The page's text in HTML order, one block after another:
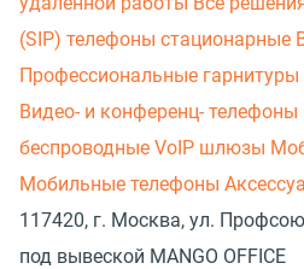
(SIP) телефоны стационарные
Профессиональные гарнитуры
Видео- и конференц- телефоны
беспроводные VoIP шлюзы
Мобильные телефоны
117420, г. Москва, ул.
под вывеской MANGO OFFICE